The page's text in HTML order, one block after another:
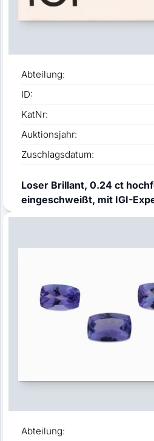
Abteilung:
ID:
KatNr:
Auktionsjahr:
Zuschlagsdatum:
Loser Brillant, 0.24 ct
eingeschweißt, mit IGI-
Abteilung: